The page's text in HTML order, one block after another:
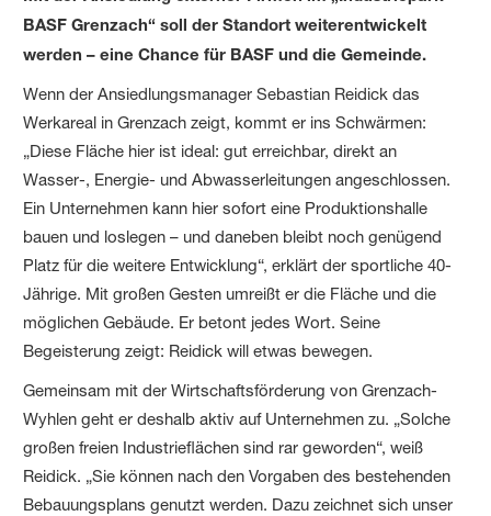
BASF Grenzach“ soll der Standort weiterentwickelt
werden – eine Chance für BASF und die Gemeinde.
Wenn der Ansiedlungsmanager Sebastian Reidick das
Werkareal in Grenzach zeigt, kommt er ins Schwärmen:
„Diese Fläche hier ist ideal: gut erreichbar, direkt an
Wasser-, Energie- und Abwasserleitungen angeschlossen.
Ein Unternehmen kann hier sofort eine Produktionshalle
bauen und loslegen – und daneben bleibt noch genügend
Platz für die weitere Entwicklung“, erklärt der sportliche 40-
Jährige. Mit großen Gesten umreißt er die Fläche und die
möglichen Gebäude. Er betont jedes Wort. Seine
Begeisterung zeigt: Reidick will etwas bewegen.
Gemeinsam mit der Wirtschaftsförderung von Grenzach-
Wyhlen geht er deshalb aktiv auf Unternehmen zu. „Solche
großen freien Industrieflächen sind rar geworden“, weiß
Reidick. „Sie können nach den Vorgaben des bestehenden
Bebauungsplans genutzt werden. Dazu zeichnet sich unser